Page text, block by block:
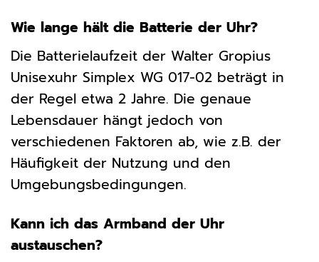
Wie lange hält die Batterie der Uhr?
Die Batterielaufzeit der Walter Gropius
Unisexuhr Simplex WG 017-02 beträgt in
der Regel etwa 2 Jahre. Die genaue
Lebensdauer hängt jedoch von
verschiedenen Faktoren ab, wie z.B. der
Häufigkeit der Nutzung und den
Umgebungsbedingungen.
Kann ich das Armband der Uhr
austauschen?